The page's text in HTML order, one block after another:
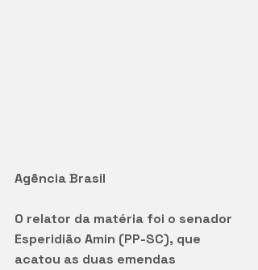
Agência Brasil
O relator da matéria foi o senador
Esperidião Amin (PP-SC), que
acatou as duas emendas